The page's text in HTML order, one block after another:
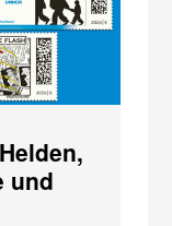
und